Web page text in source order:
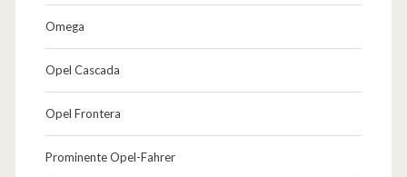
Omega
Opel Cascada
Opel Frontera
Prominente Opel-Fahrer